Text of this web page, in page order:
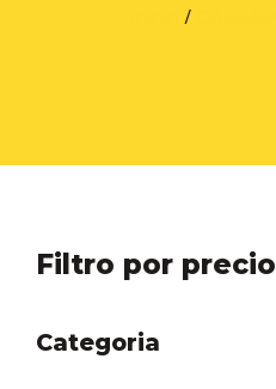
/
Filtro por precio
Categoria